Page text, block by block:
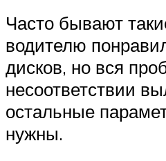
Часто бывают
водителю
дисков, но вся
несоответствии
остальные
нужны.